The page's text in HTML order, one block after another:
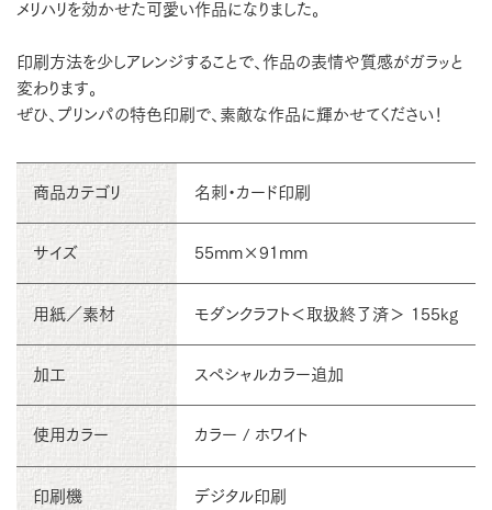
メリハリを効かせた可愛い作品になりました。
印刷方法を少しアレンジすることで、作品の表情や質感がガラッと
変わります。
ぜひ、プリンパの特色印刷で、素敵な作品に輝かせてください！
商品カテゴリ 名刺・カード印刷
サイズ 55mm×91mm
用紙／素材 モダンクラフト＜取扱終了済＞ 155kg
加工 スペシャルカラー追加
使用カラー カラー / ホワイト
印刷機 デジタル印刷